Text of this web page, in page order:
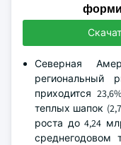
Северная
региональный
приходится
теплых шапок
роста до 4,24
среднегодовом